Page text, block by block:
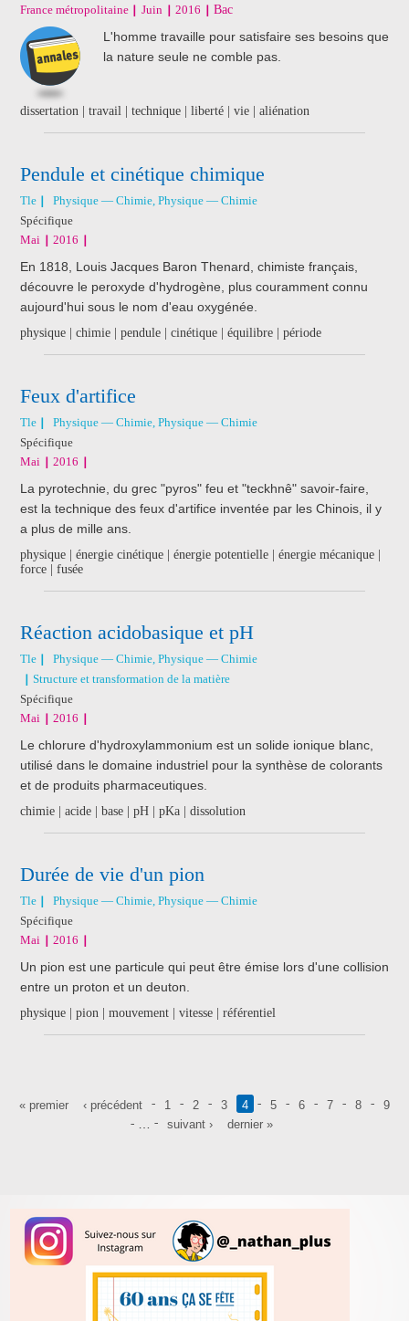
France métropolitaine Juin 2016 Bac
L'homme travaille pour satisfaire ses besoins que
la nature seule ne comble pas.
dissertation | travail | technique | liberté | vie | aliénation
Pendule et cinétique chimique
Tle
Physique — Chimie, Physique — Chimie
Spécifique
Mai
2016
En 1818, Louis Jacques Baron Thenard, chimiste français,
découvre le peroxyde d'hydrogène, plus couramment connu
aujourd'hui sous le nom d'eau oxygénée.
physique | chimie | pendule | cinétique | équilibre | période
Feux d'artifice
Tle
Physique — Chimie, Physique — Chimie
Spécifique
Mai
2016
La pyrotechnie, du grec "pyros" feu et "teckhnê" savoir-faire,
est la technique des feux d'artifice inventée par les Chinois, il y
a plus de mille ans.
physique | énergie cinétique | énergie potentielle | énergie mécanique |
force | fusée
Réaction acidobasique et pH
Tle
Physique — Chimie, Physique — Chimie
Structure et transformation de la matière
Spécifique
Mai
2016
Le chlorure d'hydroxylammonium est un solide ionique blanc,
utilisé dans le domaine industriel pour la synthèse de colorants
et de produits pharmaceutiques.
chimie | acide | base | pH | pKa | dissolution
Durée de vie d'un pion
Tle
Physique — Chimie, Physique — Chimie
Spécifique
Mai
2016
Un pion est une particule qui peut être émise lors d'une collision
entre un proton et un deuton.
physique | pion | mouvement | vitesse | référentiel
Pages
« premier ‹ précédent 1 2 3 4 5 6 7 8 9
suivant › dernier »